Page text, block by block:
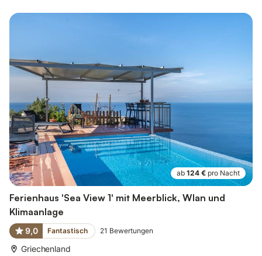
ab 124 € pro Nacht
Ferienhaus 'Sea View 1' mit Meerblick, Wlan und
Klimaanlage
9,0 Fantastisch 21 Bewertungen
Griechenland